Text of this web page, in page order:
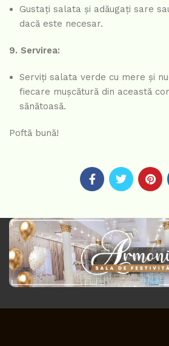
Gustați salata și adăugați sare
dacă este necesar.
9. Servirea:
Serviți salata verde cu mere și
fiecare mușcătură din această
sănătoasă.
Poftă bună!